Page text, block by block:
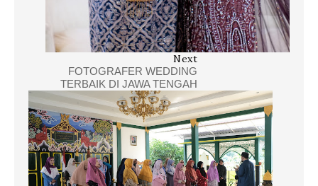
Next
FOTOGRAFER WEDDING
TERBAIK DI JAWA TENGAH